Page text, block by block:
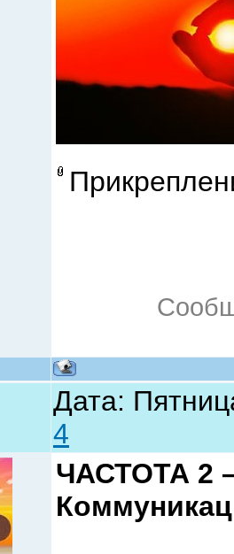
Дата:
4
ЧАСТОТА 2